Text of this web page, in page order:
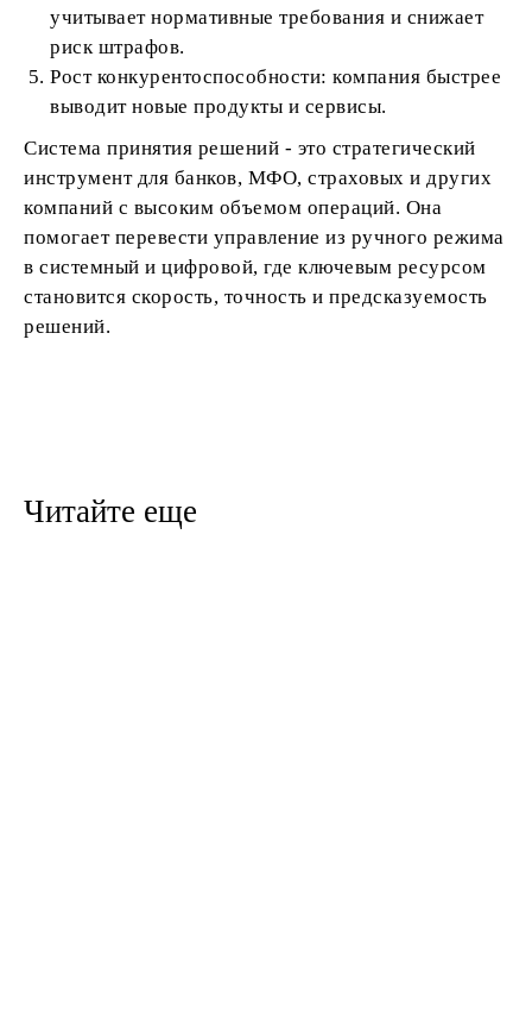
учитывает нормативные требования и снижает
риск штрафов.
Рост конкурентоспособности: компания быстрее
выводит новые продукты и сервисы.
Система принятия решений - это стратегический
инструмент для банков, МФО, страховых и других
компаний с высоким объемом операций. Она
помогает перевести управление из ручного режима
в системный и цифровой, где ключевым ресурсом
становится скорость, точность и предсказуемость
решений.
Читайте еще